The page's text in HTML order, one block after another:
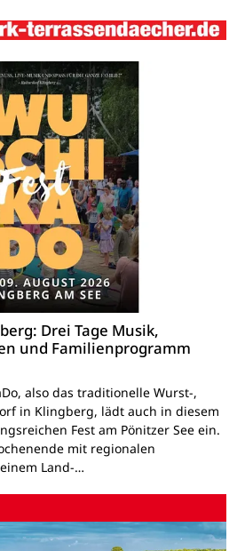
Drei Tage Musik,
und Familienprogramm
also das traditionelle Wurst-,
in Klingberg, lädt auch in diesem
Fest am Pönitzer See ein.
mit regionalen
Land-…